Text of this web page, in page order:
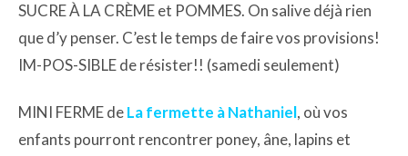
SUCRE À LA CRÈME et POMMES. On salive déjà rien
que d’y penser. C’est le temps de faire vos provisions!
IM-POS-SIBLE de résister!! (samedi seulement)
MINI FERME deLa fermette à Nathaniel, où vos
enfants pourront rencontrer poney, âne, lapins et